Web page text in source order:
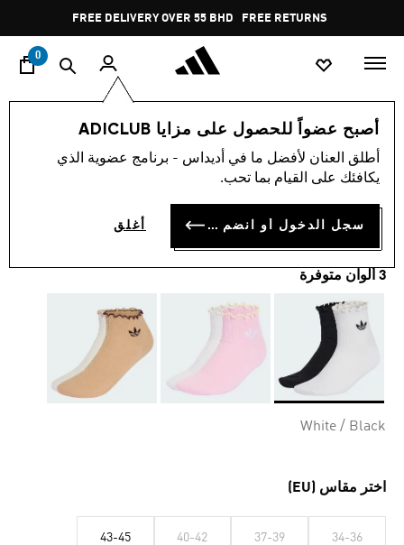
Pause
promotion
rotation
FREE DELIVERY OVER 55 BHD FREE RETURNS
0
أصبح عضواً للحصول على مزايا ADICLUB
أطلق العنان لأفضل ما في أديداس - برنامج عضوية الذي
يكافئك على القيام بما تحب.
سجل الدخول أو انضم الآن أغلق
النساء اكسسوارات
جوارب مكشكشة بربع الطول
BD 7.50
3 ألوان متوفرة
White / Black
اختر مقاس (EU)
34-36
37-39
40-42
43-45